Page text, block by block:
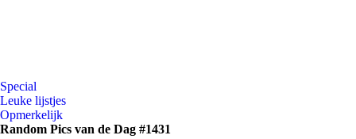
Special
Leuke lijstjes
Opmerkelijk
Random Pics van de Dag #1431